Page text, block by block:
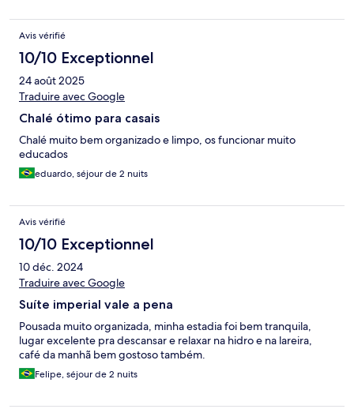
Avis vérifié
10/10 Exceptionnel
24 août 2025
Traduire avec Google
Chalé ótimo para casais
Chalé muito bem organizado e limpo, os funcionar muito
educados
eduardo, séjour de 2 nuits
Avis vérifié
10/10 Exceptionnel
10 déc. 2024
Traduire avec Google
Suíte imperial vale a pena
Pousada muito organizada, minha estadia foi bem tranquila,
lugar excelente pra descansar e relaxar na hidro e na lareira,
café da manhã bem gostoso também.
Felipe, séjour de 2 nuits